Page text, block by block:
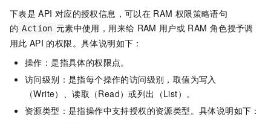
下表是 API 对应的授权信息，可以在 RAM 权限策略语句
的 Action 元素中使用，用来给 RAM 用户或 RAM 角色授予调
用此 API 的权限。具体说明如下：
操作：是指具体的权限点。
访问级别：是指每个操作的访问级别，取值为写入
（Write）、读取（Read）或列出（List）。
资源类型：是指操作中支持授权的资源类型。具体说明如下：